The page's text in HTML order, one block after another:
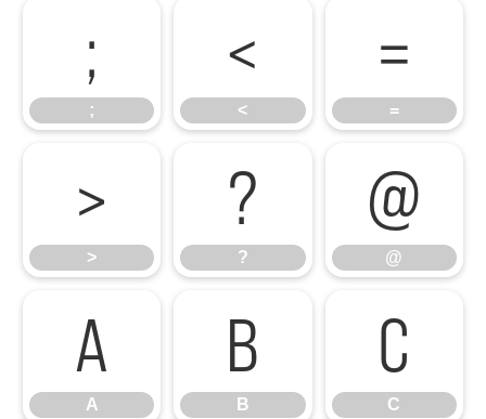
;
;
<
<
=
=
>
>
?
?
@
@
A
A
B
B
C
C